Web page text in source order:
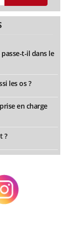
t-il dans le
les os ?
en charge
?